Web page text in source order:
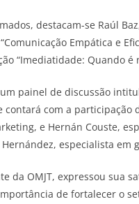
destacam-se Raúl
Empática e
“Imediatidade: Quando é
painel de discussão
com a
e Hernán Couste,
especialista em
da OMJT, expressou sua
de fortalecer o